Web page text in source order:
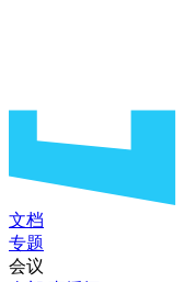
文档
专题
会议